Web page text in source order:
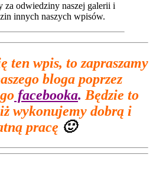
za odwiedziny naszej galerii i
innych naszych wpisów.
ten wpis, to zapraszamy
bloga poprzez
facebooka. Będzie to
wykonujemy dobrą i
pracę 🙂